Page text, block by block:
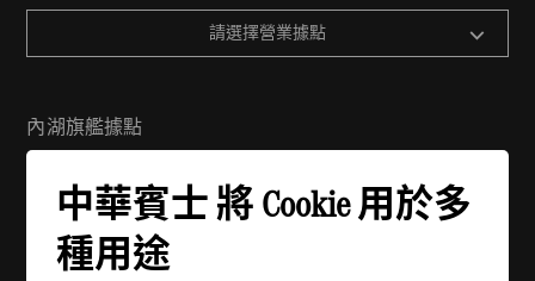
中華賓士 將 Cookie 用於多
種用途
請選擇營業據點
內湖旗艦據點
電話：(02) 2799-6988
週一 - 週五：08:30 - 21:00
週六 - 週日：09:00 - 21:00